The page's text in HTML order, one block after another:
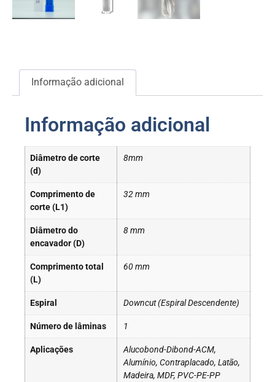
Informação adicional
Informação adicional
Diâmetro de corte
(d)
8mm
Comprimento de
corte (L1)
32 mm
Diâmetro do
encavador (D)
8 mm
Comprimento total
(L)
60 mm
Espiral Downcut (Espiral Descendente)
Número de lâminas 1
Aplicações
Alucobond-Dibond-ACM,
Alumínio, Contraplacado, Latão,
Madeira, MDF, PVC-PE-PP